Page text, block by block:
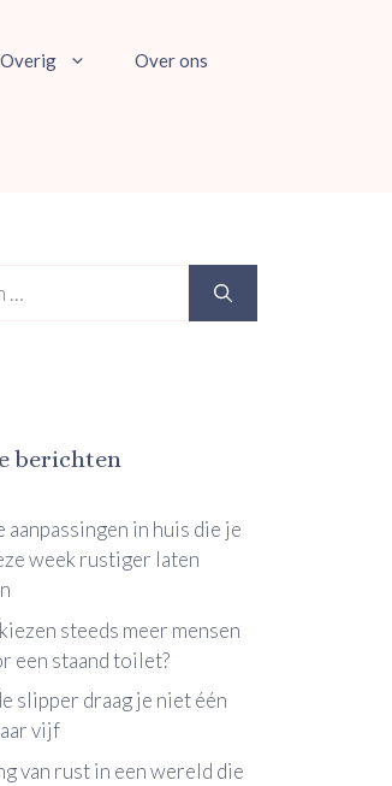
Overig Over ons
berichten
aanpassingen in huis die je
week rustiger laten
steeds meer mensen
een staand toilet?
slipper draag je niet één
vijf
van rust in een wereld die